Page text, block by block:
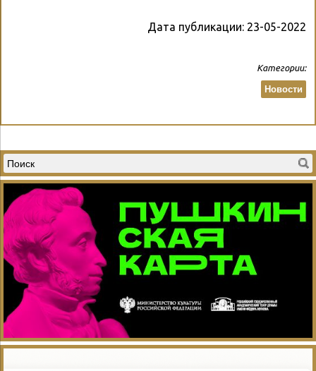
Дата публикации: 23-05-2022
Категории:
Новости